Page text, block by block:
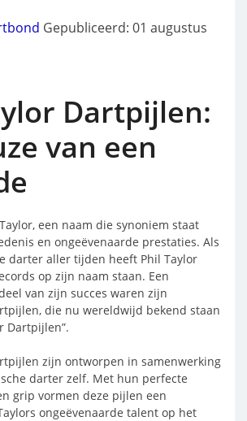
Gepubliceerd: 01 augustus
Dartpijlen:
van een
Taylor, een naam die synoniem staat
en ongeëvenaarde prestaties. Als
darter aller tijden heeft Phil Taylor
op zijn naam staan. Een
van zijn succes waren zijn
die nu wereldwijd bekend staan
Dartpijlen”.
zijn ontworpen in samenwerking
darter zelf. Met hun perfecte
grip vormen deze pijlen een
ongeëvenaarde talent op het